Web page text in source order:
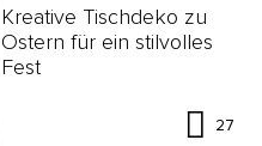
Kreative Tischdeko zu
Ostern für ein stilvolles
Fest
27